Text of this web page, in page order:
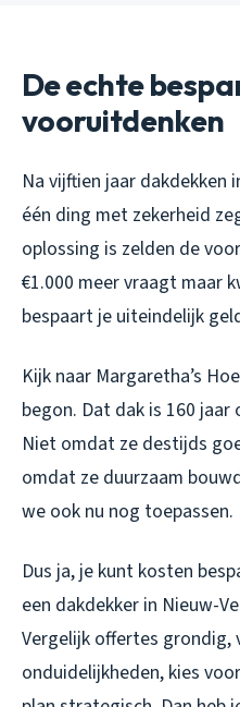
De echte
vooruitdenken
Na vijftien jaar dakdekken
één ding met zekerheid
oplossing is zelden de
€1.000 meer vraagt maar
bespaart je uiteindelijk
Kijk naar Margaretha’s
begon. Dat dak is 160
Niet omdat ze destijds
omdat ze duurzaam
we ook nu nog toepassen.
Dus ja, je kunt kosten
een dakdekker in Nieuw-
Vergelijk offertes grondig,
onduidelijkheden, kies